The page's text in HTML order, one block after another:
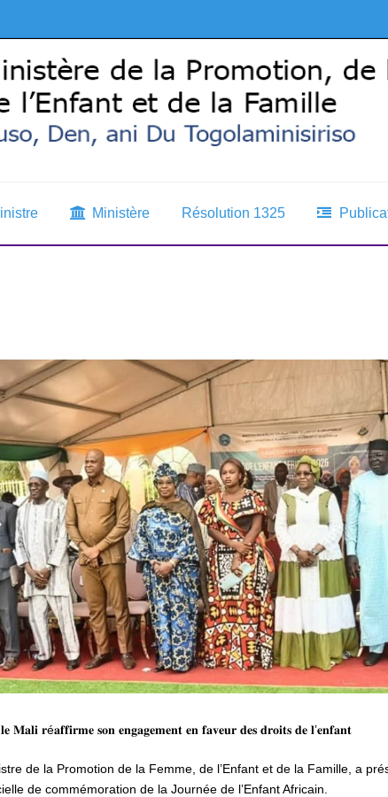
Ministère Résolution 1325
𝐌𝐚𝐥𝐢 𝐫é𝐚𝐟𝐟𝐢𝐫𝐦𝐞 𝐬𝐨𝐧 𝐞𝐧𝐠𝐚𝐠𝐞𝐦𝐞𝐧𝐭 𝐞𝐧 𝐟𝐚𝐯𝐞𝐮𝐫 𝐝𝐞𝐬 𝐝𝐫𝐨𝐢𝐭𝐬 𝐝𝐞 𝐥’𝐞𝐧𝐟𝐚𝐧𝐭
de la Promotion de la Femme, de l’Enfant et de la Famille, a
de commémoration de la Journée de l’Enfant Africain.